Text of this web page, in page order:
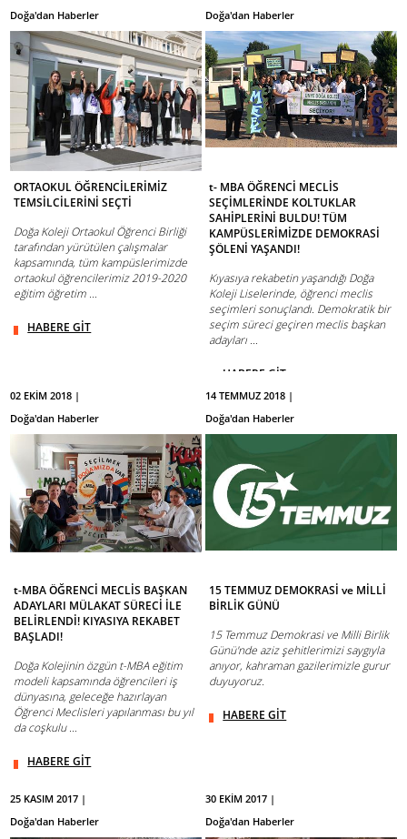
Doğa'dan Haberler
ORTAOKUL ÖĞRENCİLERİMİZ
TEMSİLCİLERİNİ SEÇTİ
Doğa Koleji Ortaokul Öğrenci Birliği
tarafından yürütülen çalışmalar
kapsamında, tüm kampüslerimizde
ortaokul öğrencilerimiz 2019-2020
eğitim öğretim ...
HABERE GİT
Doğa'dan Haberler
t- MBA ÖĞRENCİ MECLİS
SEÇİMLERİNDE KOLTUKLAR
SAHİPLERİNİ BULDU! TÜM
KAMPÜSLERİMİZDE DEMOKRASİ
ŞÖLENİ YAŞANDI!
Kıyasıya rekabetin yaşandığı Doğa
Koleji Liselerinde, öğrenci meclis
seçimleri sonuçlandı. Demokratik bir
seçim süreci geçiren meclis başkan
adayları ...
HABERE GİT
02 EKİM 2018 |
Doğa'dan Haberler
t-MBA ÖĞRENCİ MECLİS BAŞKAN
ADAYLARI MÜLAKAT SÜRECİ İLE
BELİRLENDİ! KIYASIYA REKABET
BAŞLADI!
Doğa Kolejinin özgün t-MBA eğitim
modeli kapsamında öğrencileri iş
dünyasına, geleceğe hazırlayan
Öğrenci Meclisleri yapılanması bu yıl
da coşkulu ...
HABERE GİT
14 TEMMUZ 2018 |
Doğa'dan Haberler
15 TEMMUZ DEMOKRASİ ve MİLLİ
BİRLİK GÜNÜ
15 Temmuz Demokrasi ve Milli Birlik
Günü'nde aziz şehitlerimizi saygıyla
anıyor, kahraman gazilerimizle gurur
duyuyoruz.
HABERE GİT
25 KASIM 2017 |
Doğa'dan Haberler
30 EKİM 2017 |
Doğa'dan Haberler